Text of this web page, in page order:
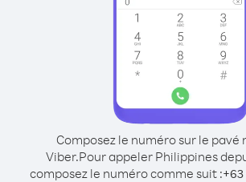
Composez le numéro sur le pavé
Viber.Pour appeler Philippines
composez le numéro comme suit :+63